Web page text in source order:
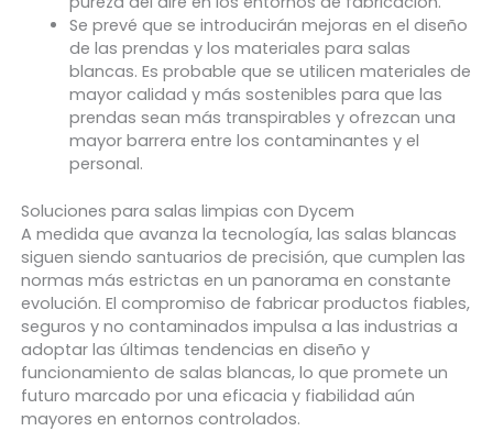
Se prevé que se introducirán mejoras en el diseño
de las prendas y los materiales para salas
blancas. Es probable que se utilicen materiales de
mayor calidad y más sostenibles para que las
prendas sean más transpirables y ofrezcan una
mayor barrera entre los contaminantes y el
personal.
Soluciones para salas limpias con Dycem
A medida que avanza la tecnología, las salas blancas
siguen siendo santuarios de precisión, que cumplen las
normas más estrictas en un panorama en constante
evolución. El compromiso de fabricar productos fiables,
seguros y no contaminados impulsa a las industrias a
adoptar las últimas tendencias en diseño y
funcionamiento de salas blancas, lo que promete un
futuro marcado por una eficacia y fiabilidad aún
mayores en entornos controlados.